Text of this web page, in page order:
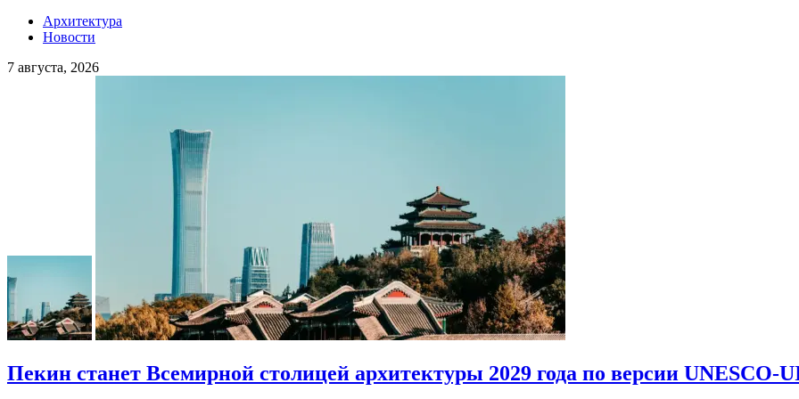
Архитектура
Новости
7 августа, 2026
Пекин станет Всемирной столицей архитектуры 2029 года по версии UNESCO-